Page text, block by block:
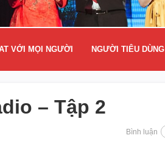
VỚI MỌI NGƯỜI NGƯỜI TIÊU DÙNG
– Tập 2
Bình luận